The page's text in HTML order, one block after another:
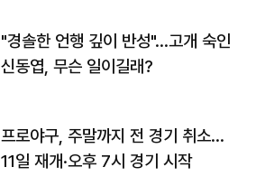
"경솔한 언행 깊이 반성"…고개 숙인
신동엽, 무슨 일이길래?
프로야구, 주말까지 전 경기 취소…
11일 재개·오후 7시 경기 시작